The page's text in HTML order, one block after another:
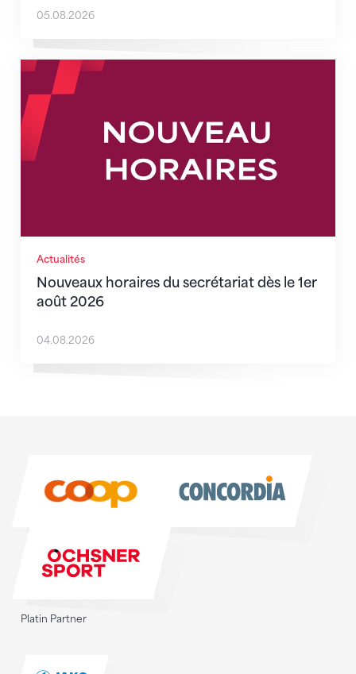
05.08.2026
Actualités
Nouveaux horaires du secrétariat dès le 1er
août 2026
Nouveaux horaires du secrétariat dès le 1er août
04.08.2026
Platin Partner